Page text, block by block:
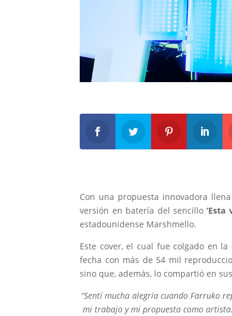
Con una propuesta innovadora
versión en batería del sencillo‘Esta
estadounidense Marshmello.
Este cover, el cual fue colgado en
fecha con más de 54 mil
sino que, además, lo compartió en
“Sentí mucha alegría cuando Farruko
mi trabajo y mi propuesta como